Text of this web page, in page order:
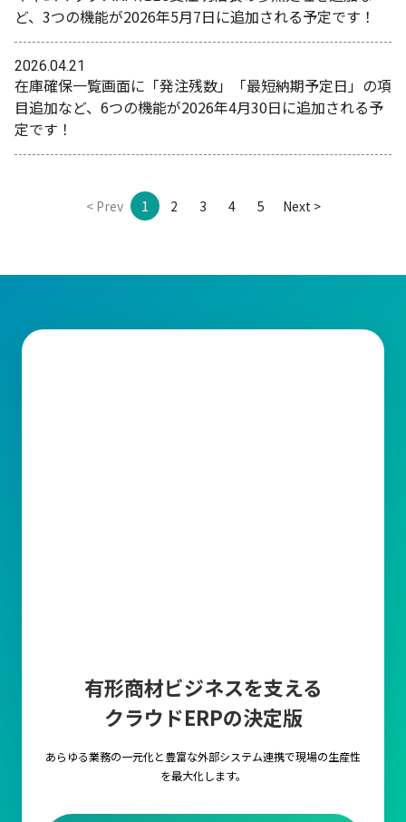
ど、3つの機能が2026年5月7日に追加される予定です！
2026.04.21
在庫確保一覧画面に「発注残数」「最短納期予定日」の項
目追加など、6つの機能が2026年4月30日に追加される予
定です！
< Prev 1 2 3 4 5 Next >
有形商材ビジネスを支える
クラウドERPの決定版
あらゆる業務の一元化と豊富な外部システム連携で現場の生産性
を最大化します。